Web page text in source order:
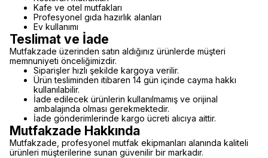
Kafe ve otel mutfakları
Profesyonel gıda hazırlık alanları
Ev kullanımı
Teslimat ve İade
Mutfakzade üzerinden satın aldığınız ürünlerde müşteri
memnuniyeti önceliğimizdir.
Siparişler hızlı şekilde kargoya verilir.
Ürün tesliminden itibaren 14 gün içinde cayma hakkı
kullanılabilir.
İade edilecek ürünlerin kullanılmamış ve orijinal
ambalajında olması gerekmektedir.
İade gönderimlerinde kargo ücreti alıcıya aittir.
Mutfakzade Hakkında
Mutfakzade, profesyonel mutfak ekipmanları alanında kaliteli
ürünleri müşterilerine sunan güvenilir bir markadır.